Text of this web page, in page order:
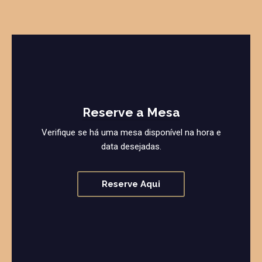
Reserve a Mesa
Verifique se há uma mesa disponível na hora e
data desejadas.
Reserve Aqui